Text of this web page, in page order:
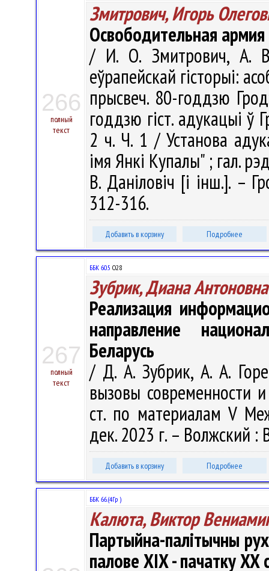
266
полный
текст
Змитрович, Игорь
Освободительная
/ И. О. Змитрович, А.
еўрапейскай гісторыі:
прысвеч. 80-годдзю
годдзю гіст. адукацыі ў
2 ч. Ч. 1 / Установа
імя Янкі Купалы" ; гал.
В. Даніловіч [і інш.]. –
312-316.
Добавить в корзину Подробнее
267
полный
текст
ББК 60.5 О28
Зубрик, Диана Антоновна
Реализация
направление
Беларусь
/ Д. А. Зубрик, А. А.
вызовы современности
ст. по материалам V
дек. 2023 г. – Волжский
Добавить в корзину Подробнее
ББК 66.(4Гр )
Калюта, Виктор
Партыйна-палітычны
палове XIX - пачатку XX